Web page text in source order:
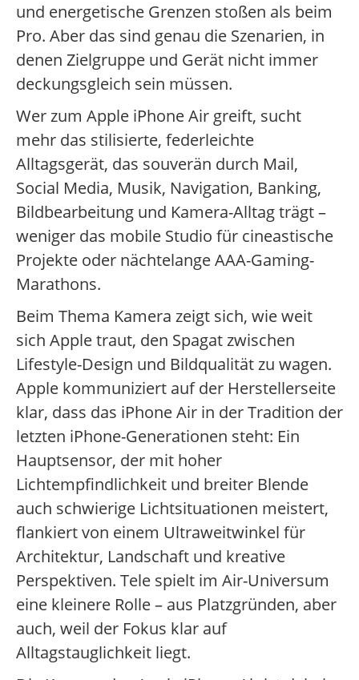
und energetische Grenzen stoßen als beim
Pro. Aber das sind genau die Szenarien, in
denen Zielgruppe und Gerät nicht immer
deckungsgleich sein müssen.
Wer zum Apple iPhone Air greift, sucht
mehr das stilisierte, federleichte
Alltagsgerät, das souverän durch Mail,
Social Media, Musik, Navigation, Banking,
Bildbearbeitung und Kamera-Alltag trägt –
weniger das mobile Studio für cineastische
Projekte oder nächtelange AAA-Gaming-
Marathons.
Beim Thema Kamera zeigt sich, wie weit
sich Apple traut, den Spagat zwischen
Lifestyle-Design und Bildqualität zu wagen.
Apple kommuniziert auf der Herstellerseite
klar, dass das iPhone Air in der Tradition der
letzten iPhone-Generationen steht: Ein
Hauptsensor, der mit hoher
Lichtempfindlichkeit und breiter Blende
auch schwierige Lichtsituationen meistert,
flankiert von einem Ultraweitwinkel für
Architektur, Landschaft und kreative
Perspektiven. Tele spielt im Air-Universum
eine kleinere Rolle – aus Platzgründen, aber
auch, weil der Fokus klar auf
Alltagstauglichkeit liegt.